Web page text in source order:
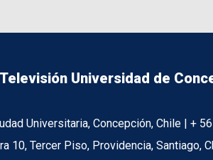
Televisión Universidad de
Universitaria, Concepción, Chile | +
10, Tercer Piso, Providencia, Santiago,